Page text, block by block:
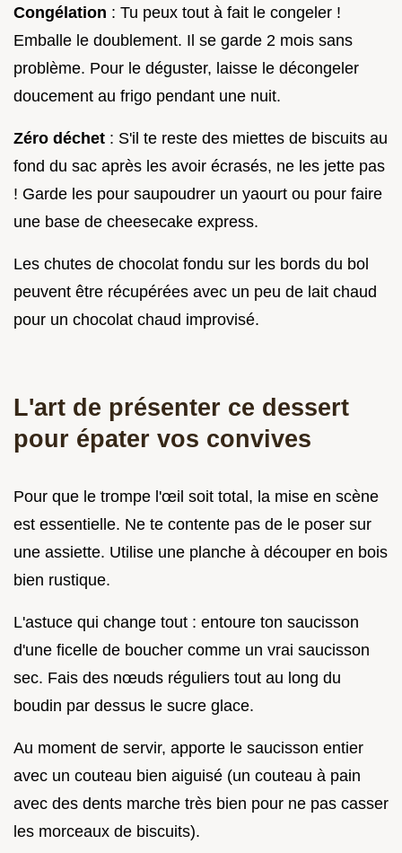
Congélation : Tu peux tout à fait le congeler !
Emballe le doublement. Il se garde 2 mois sans
problème. Pour le déguster, laisse le décongeler
doucement au frigo pendant une nuit.
Zéro déchet : S'il te reste des miettes de biscuits au
fond du sac après les avoir écrasés, ne les jette pas
! Garde les pour saupoudrer un yaourt ou pour faire
une base de cheesecake express.
Les chutes de chocolat fondu sur les bords du bol
peuvent être récupérées avec un peu de lait chaud
pour un chocolat chaud improvisé.
L'art de présenter ce dessert
pour épater vos convives
Pour que le trompe l'œil soit total, la mise en scène
est essentielle. Ne te contente pas de le poser sur
une assiette. Utilise une planche à découper en bois
bien rustique.
L'astuce qui change tout : entoure ton saucisson
d'une ficelle de boucher comme un vrai saucisson
sec. Fais des nœuds réguliers tout au long du
boudin par dessus le sucre glace.
Au moment de servir, apporte le saucisson entier
avec un couteau bien aiguisé (un couteau à pain
avec des dents marche très bien pour ne pas casser
les morceaux de biscuits).